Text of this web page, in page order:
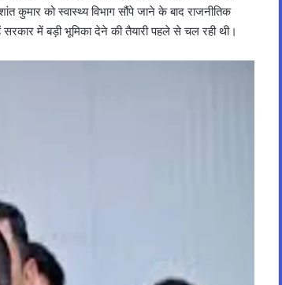
कुमार को स्वास्थ्य विभाग सौंपे जाने के बाद राजनीतिक
में बड़ी भूमिका देने की तैयारी पहले से चल रही थी।